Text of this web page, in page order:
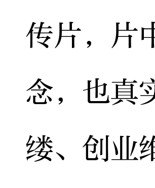
传片，片
念，也真
缕、创业